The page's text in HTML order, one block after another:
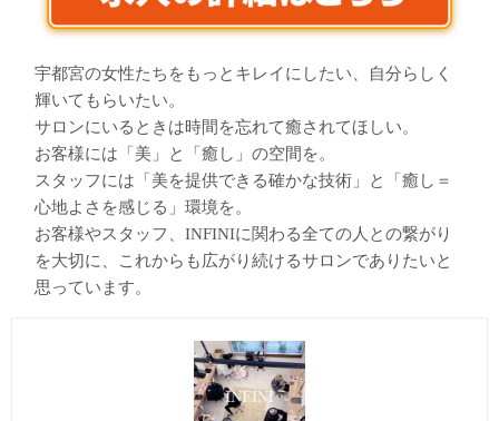
宇都宮の女性たちをもっとキレイにしたい、自分らしく
輝いてもらいたい。
サロンにいるときは時間を忘れて癒されてほしい。
お客様には「美」と「癒し」の空間を。
スタッフには「美を提供できる確かな技術」と「癒し＝
心地よさを感じる」環境を。
お客様やスタッフ、INFINIに関わる全ての人との繋がり
を大切に、これからも広がり続けるサロンでありたいと
思っています。